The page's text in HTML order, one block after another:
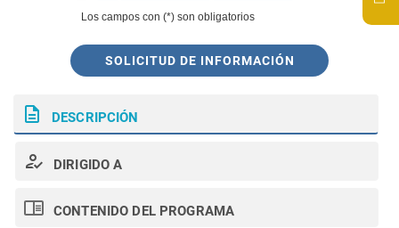
Los campos con (*) son obligatorios
SOLICITUD DE INFORMACIÓN
DESCRIPCIÓN
DIRIGIDO A
CONTENIDO DEL PROGRAMA